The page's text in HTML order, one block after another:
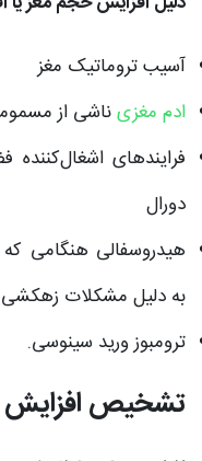
آسیب تروماتیک مغز
ادم مغزیناشی از
فرایندهای
دورال
به دلیل مشکلات زهکشی
ترومبوز ورید سینوسی.
تشخیص افزایش